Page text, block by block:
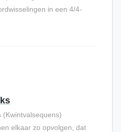
in een 4/4-
(Kwintvalsequens)
elkaar zo opvolgen, dat